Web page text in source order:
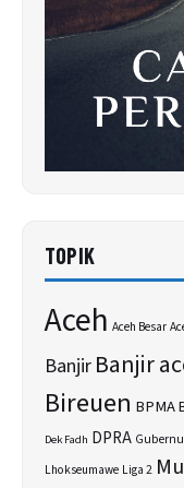
TOPIK
Aceh Aceh Besar
BanjirBanjir
Bireuen BPMA
Dek Fadh DPRA
Lhokseumawe Liga 2